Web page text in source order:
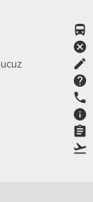
directions_bus
cancel
edit
help
phone
info
assignment
flight_takeoff